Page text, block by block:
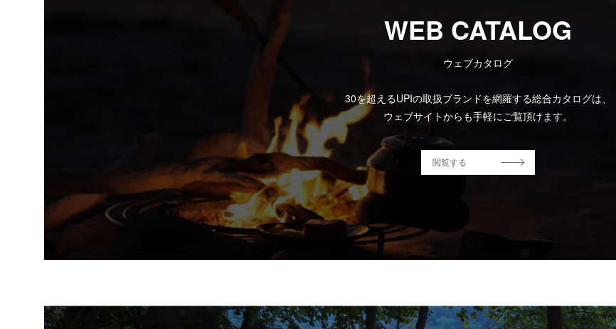
WEB CATALOG
ウェブカタログ
30を超えるUPIの取扱ブランドを網羅する総合カタログは、
ウェブサイトからも手軽にご覧頂けます。
閲覧する